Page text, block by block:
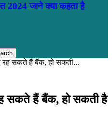
2024 जाने क्या कहता है
सकते हैं बैंक, हो सकती...
सकते हैं बैंक, हो सकती है